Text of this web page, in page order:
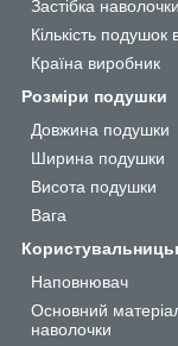
Застібка наволочки
Кількість подушок
Країна виробник
Розміри подушки
Довжина подушки
Ширина подушки
Висота подушки
Вага
Наповнювач
Основний
наволочки